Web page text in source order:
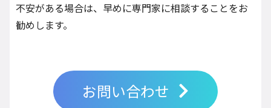
不安がある場合は、早めに専門家に相談することをお
勧めします。
お問い合わせ